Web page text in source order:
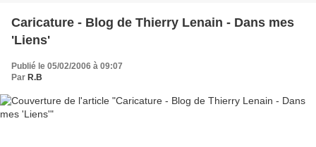
Caricature - Blog de Thierry Lenain - Dans mes
'Liens'
Publié le 05/02/2006 à 09:07
Par R.B